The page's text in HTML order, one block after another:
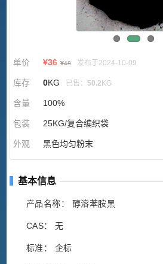
单价 ¥36 ¥48 发布于2024-10-09
库存 0KG 已售： 50.2 KG
含量 100%
包装 25KG/复合编织袋
外观 黑色均匀粉末
基本信息
产品名称： 醇溶苯胺黑
CAS： 无
标准： 企标